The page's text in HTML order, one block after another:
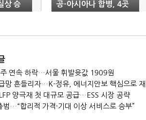
상 승
공-아시아나 합병, 4곳
남았다
연속 하락…서울 휘발윳값 1909원
양극재 첫 대규모 공급…ESS 시장 공략
범…“합리적 가격·기대 이상 서비스로 승부”